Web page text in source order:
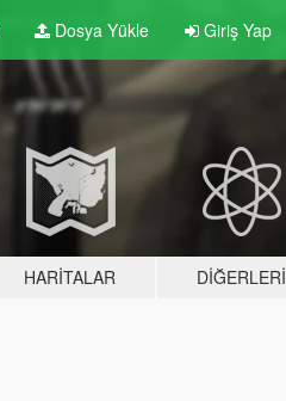
Dosya Yükle Giriş Yap
HARITALAR DIĞERLERI